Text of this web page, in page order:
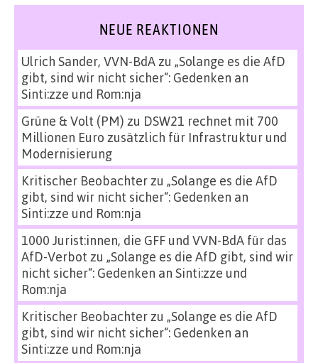
NEUE REAKTIONEN
Ulrich Sander, VVN-BdAzu „Solange es die AfD
gibt, sind wir nicht sicher“: Gedenken an
Sinti:zze und Rom:nja
Grüne & Volt (PM) zu DSW21 rechnet mit 700
Millionen Euro zusätzlich für Infrastruktur und
Modernisierung
Kritischer Beobachterzu „Solange es die AfD
gibt, sind wir nicht sicher“: Gedenken an
Sinti:zze und Rom:nja
1000 Jurist:innen, die GFF und VVN-BdA für das
AfD-Verbot zu „Solange es die AfD gibt, sind wir
nicht sicher“: Gedenken an Sinti:zze und
Rom:nja
Kritischer Beobachterzu „Solange es die AfD
gibt, sind wir nicht sicher“: Gedenken an
Sinti:zze und Rom:nja